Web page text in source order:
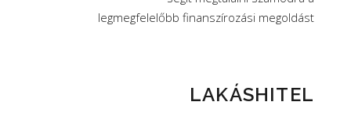
legmegfelelőbb finanszírozási megoldást
LAKÁSHITEL